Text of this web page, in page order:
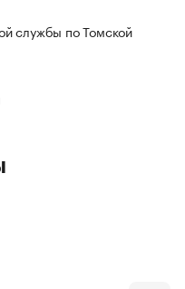
службы по Томской